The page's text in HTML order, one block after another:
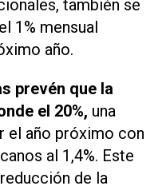
también se
1% mensual
año.
prevén que la
el 20%, una
el año próximo con
al 1,4%. Este
de la